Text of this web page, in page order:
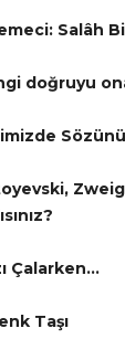
Salâh
doğruyu
Çalarken...
Taşı